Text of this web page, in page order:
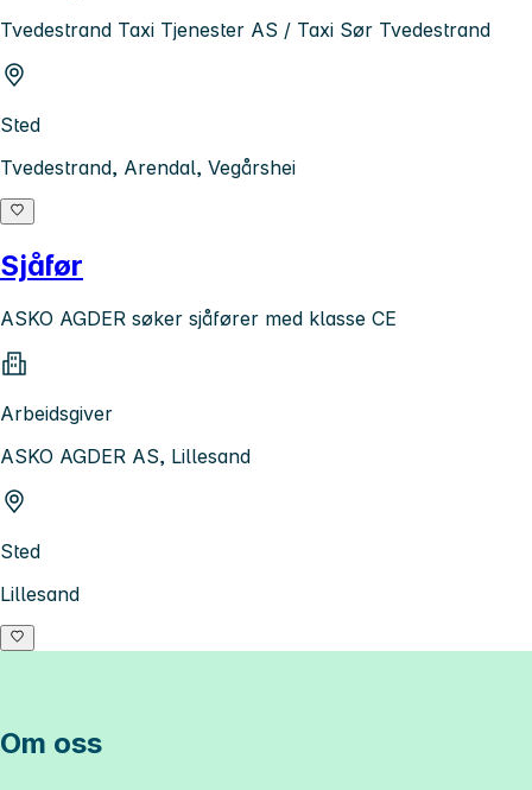
Tvedestrand Taxi Tjenester AS / Taxi Sør Tvedestrand
Sted
Tvedestrand, Arendal, Vegårshei
Sjåfør
ASKO AGDER søker sjåfører med klasse CE
Arbeidsgiver
ASKO AGDER AS, Lillesand
Sted
Lillesand
Om oss